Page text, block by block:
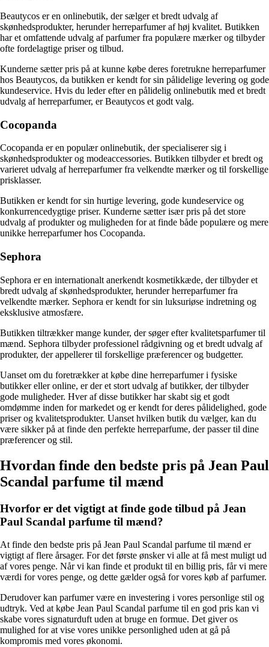
Beautycos er en onlinebutik, der sælger et bredt udvalg af
skønhedsprodukter, herunder herreparfumer af høj kvalitet. Butikken
har et omfattende udvalg af parfumer fra populære mærker og tilbyder
ofte fordelagtige priser og tilbud.
Kunderne sætter pris på at kunne købe deres foretrukne herreparfumer
hos Beautycos, da butikken er kendt for sin pålidelige levering og gode
kundeservice. Hvis du leder efter en pålidelig onlinebutik med et bredt
udvalg af herreparfumer, er Beautycos et godt valg.
Cocopanda
Cocopanda er en populær onlinebutik, der specialiserer sig i
skønhedsprodukter og modeaccessories. Butikken tilbyder et bredt og
varieret udvalg af herreparfumer fra velkendte mærker og til forskellige
prisklasser.
Butikken er kendt for sin hurtige levering, gode kundeservice og
konkurrencedygtige priser. Kunderne sætter især pris på det store
udvalg af produkter og muligheden for at finde både populære og mere
unikke herreparfumer hos Cocopanda.
Sephora
Sephora er en internationalt anerkendt kosmetikkæde, der tilbyder et
bredt udvalg af skønhedsprodukter, herunder herreparfumer fra
velkendte mærker. Sephora er kendt for sin luksuriøse indretning og
eksklusive atmosfære.
Butikken tiltrækker mange kunder, der søger efter kvalitetsparfumer til
mænd. Sephora tilbyder professionel rådgivning og et bredt udvalg af
produkter, der appellerer til forskellige præferencer og budgetter.
Uanset om du foretrækker at købe dine herreparfumer i fysiske
butikker eller online, er der et stort udvalg af butikker, der tilbyder
gode muligheder. Hver af disse butikker har skabt sig et godt
omdømme inden for markedet og er kendt for deres pålidelighed, gode
priser og kvalitetsprodukter. Uanset hvilken butik du vælger, kan du
være sikker på at finde den perfekte herreparfume, der passer til dine
præferencer og stil.
Hvordan finde den bedste pris på Jean Paul
Scandal parfume til mænd
Hvorfor er det vigtigt at finde gode tilbud på Jean
Paul Scandal parfume til mænd?
At finde den bedste pris på Jean Paul Scandal parfume til mænd er
vigtigt af flere årsager. For det første ønsker vi alle at få mest muligt ud
af vores penge. Når vi kan finde et produkt til en billig pris, får vi mere
værdi for vores penge, og dette gælder også for vores køb af parfumer.
Derudover kan parfumer være en investering i vores personlige stil og
udtryk. Ved at købe Jean Paul Scandal parfume til en god pris kan vi
skabe vores signaturduft uden at bruge en formue. Det giver os
mulighed for at vise vores unikke personlighed uden at gå på
kompromis med vores økonomi.